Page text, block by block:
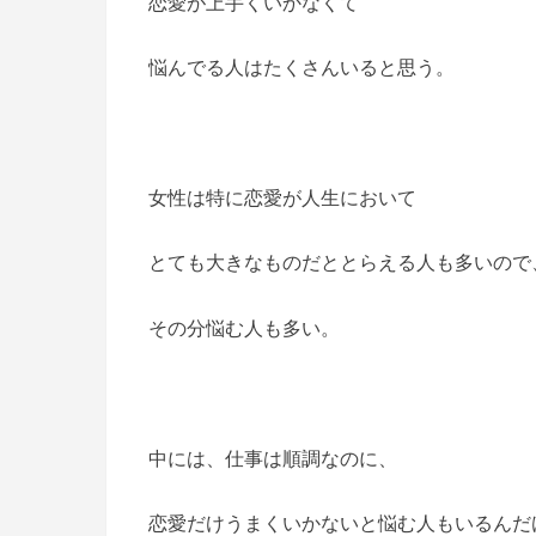
悩んでる人はたくさんいると思う。
女性は特に恋愛が人生において
とても大きなものだととらえる人も多いので
その分悩む人も多い。
中には、仕事は順調なのに、
恋愛だけうまくいかないと悩む人もいるんだ